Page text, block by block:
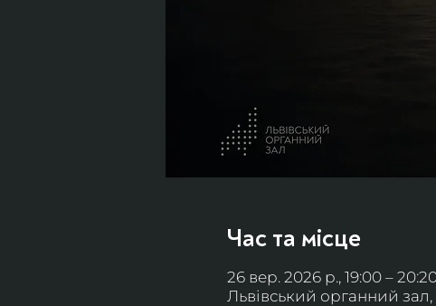
Час та місце
26 вер. 2026 р., 19:00 –
Львівський органний зал,